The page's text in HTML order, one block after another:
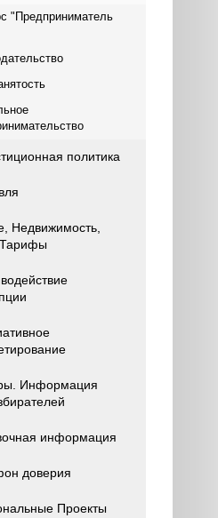
"Предприниматель
политика
Недвижимость,
Информация
информация
доверия
Проекты